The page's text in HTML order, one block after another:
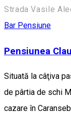
Strada Vasile
Bar Pensiune
Pensiunea
Situată la câţiva
de pârtia de schi
cazare în